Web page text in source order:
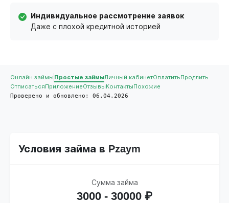
Индивидуальное рассмотрение заявок
Даже с плохой кредитной историей
Онлайн займы Простые займыЛичный кабинетОплатитьПродлить
ОтписатьсяПриложениеОтзывыКонтактыПохожие
Проверено и обновлено: 06.04.2026
Условия займа в Pzaym
Сумма займа
3000 - 30000 ₽